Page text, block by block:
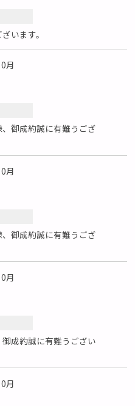
います。
月
御成約誠に有難うござ
月
御成約誠に有難うござ
月
成約誠に有難うござい
月